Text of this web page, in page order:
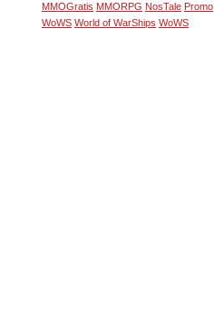
MMOGratis MMORPG NosTale Promo
WoWS World of WarShips WoWS